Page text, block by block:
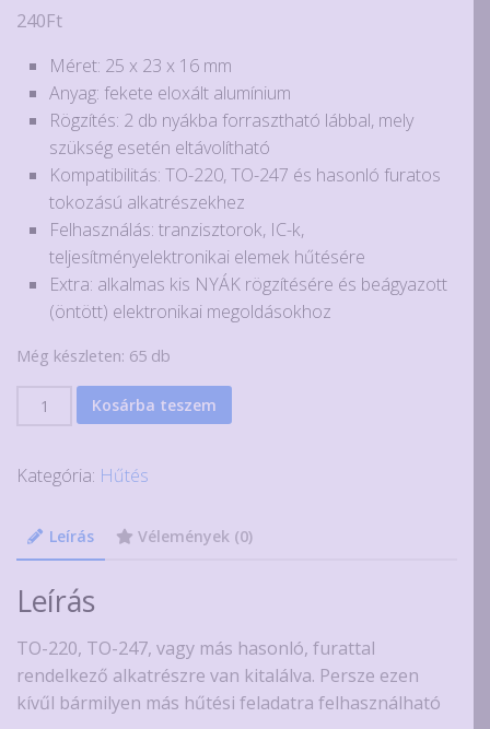
240Ft
Méret: 25 x 23 x 16 mm
Anyag: fekete eloxált alumínium
Rögzítés: 2 db nyákba forrasztható lábbal, mely
szükség esetén eltávolítható
Kompatibilitás: TO-220, TO-247 és hasonló furatos
tokozású alkatrészekhez
Felhasználás: tranzisztorok, IC-k,
teljesítményelektronikai elemek hűtésére
Extra: alkalmas kis NYÁK rögzítésére és beágyazott
(öntött) elektronikai megoldásokhoz
Még készleten: 65 db
Fekete
alumínium
25x23x16
lábbal
mennyiség
Kosárba teszem
Kategória: Hűtés
Leírás Vélemények (0)
Leírás
TO-220, TO-247, vagy más hasonló, furattal
rendelkező alkatrészre van kitalálva. Persze ezen
kívűl bármilyen más hűtési feladatra felhasználható